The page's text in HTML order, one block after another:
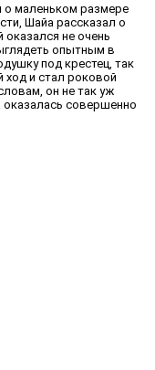
маленьком размере
Шайа рассказал о
не очень
опытным в
под крестец, так
ход и стал роковой
он не так уж
совершенно